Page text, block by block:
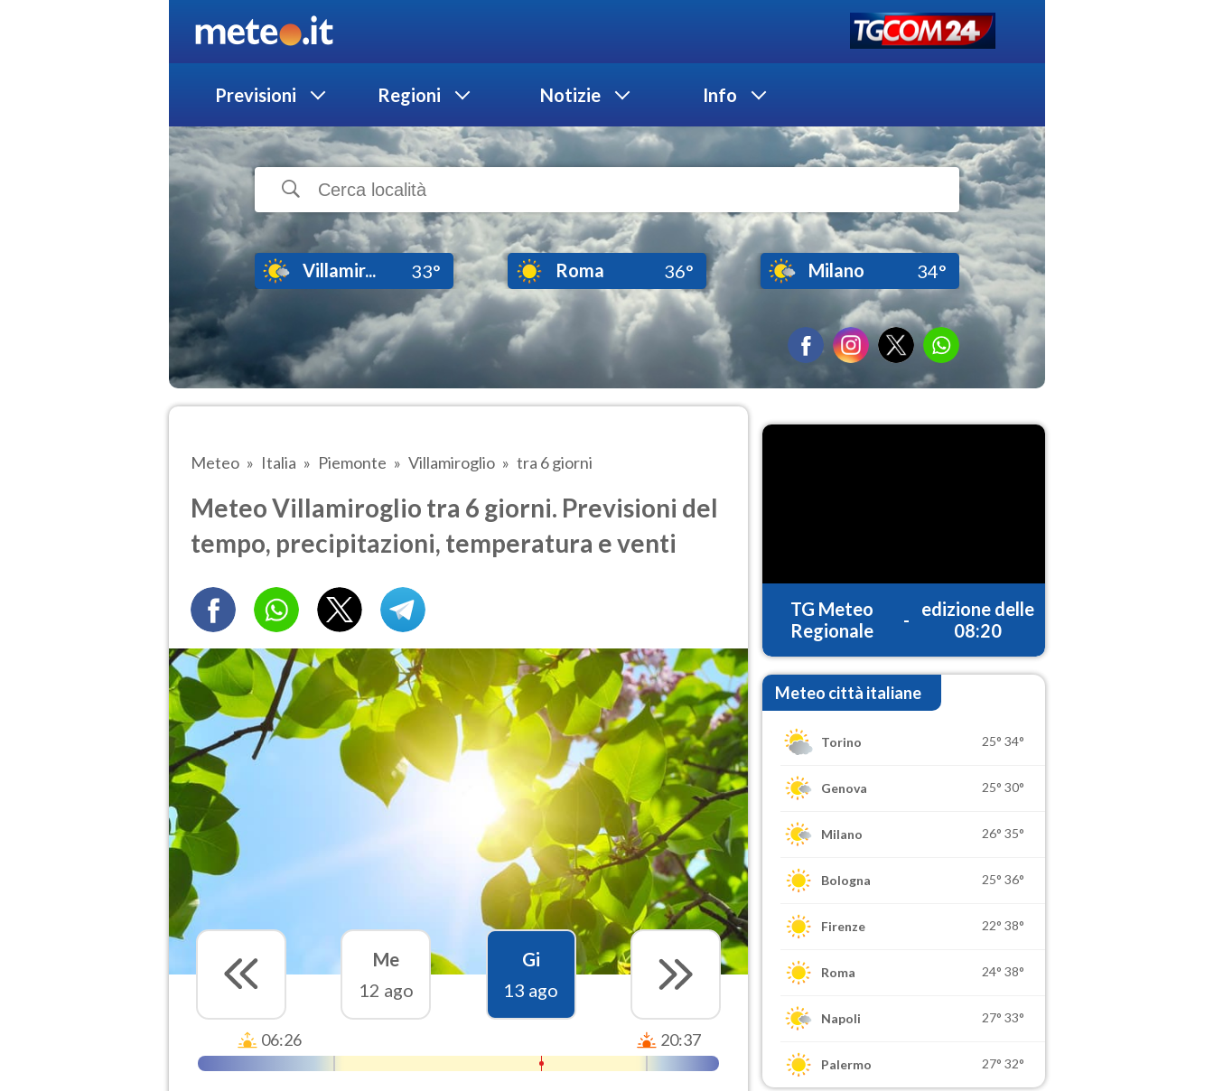
Previsioni Regioni Notizie Info
Villamir... 33° Roma 36° Milano 34°
Meteo Italia Piemonte Villamiroglio tra 6 giorni
Meteo Villamiroglio tra 6 giorni. Previsioni del
tempo, precipitazioni, temperatura e venti
Me
12 ago
Gi
13 ago
06:26 20:37
TG Meteo
Regionale
-
edizione delle
08:20
Meteo città italiane
Torino 25° 34°
Genova 25° 30°
Milano 26° 35°
Bologna 25° 36°
Firenze 22° 38°
Roma 24° 38°
Napoli 27° 33°
Palermo 27° 32°